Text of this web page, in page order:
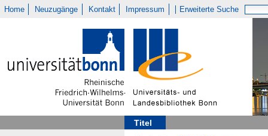
Home Neuzugänge Kontakt Impressum Erweiterte Suche
Titel